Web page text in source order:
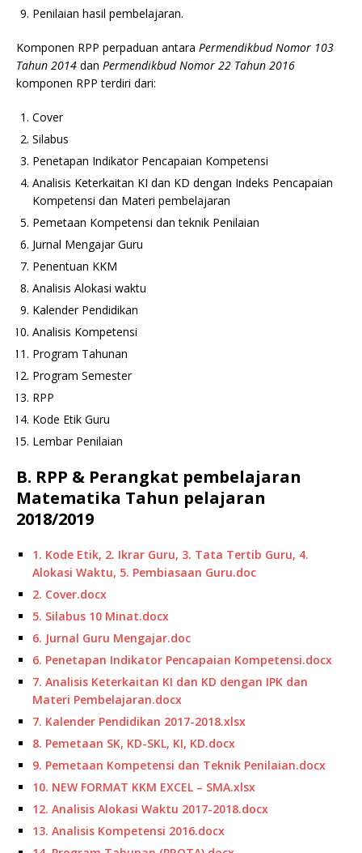
Penilaian hasil pembelajaran.
Komponen RPP perpaduan antara Permendikbud Nomor 103
Tahun 2014 dan Permendikbud Nomor 22 Tahun 2016
komponen RPP terdiri dari:
Cover
Silabus
Penetapan Indikator Pencapaian Kompetensi
Analisis Keterkaitan KI dan KD dengan Indeks Pencapaian
Kompetensi dan Materi pembelajaran
Pemetaan Kompetensi dan teknik Penilaian
Jurnal Mengajar Guru
Penentuan KKM
Analisis Alokasi waktu
Kalender Pendidikan
Analisis Kompetensi
Program Tahunan
Program Semester
RPP
Kode Etik Guru
Lembar Penilaian
B. RPP & Perangkat pembelajaran
Matematika Tahun pelajaran
2018/2019
1. Kode Etik, 2. Ikrar Guru, 3. Tata Tertib Guru, 4.
Alokasi Waktu, 5. Pembiasaan Guru.doc
2. Cover.docx
5. Silabus 10 Minat.docx
6. Jurnal Guru Mengajar.doc
6. Penetapan Indikator Pencapaian Kompetensi.docx
7. Analisis Keterkaitan KI dan KD dengan IPK dan
Materi Pembelajaran.docx
7. Kalender Pendidikan 2017-2018.xlsx
8. Pemetaan SK, KD-SKL, KI, KD.docx
9. Pemetaan Kompetensi dan Teknik Penilaian.docx
10. NEW FORMAT KKM EXCEL – SMA.xlsx
12. Analisis Alokasi Waktu 2017-2018.docx
13. Analisis Kompetensi 2016.docx